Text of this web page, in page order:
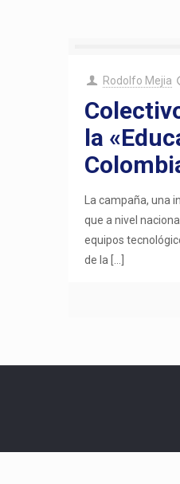
Rodolfo Mejia
la
La campaña, una
que a nivel
equipos
de la